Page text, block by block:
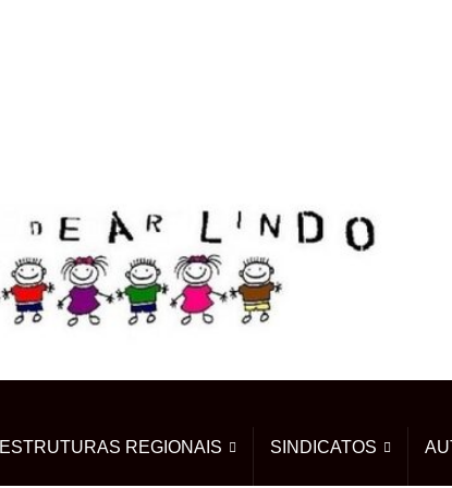
ESTRUTURAS REGIONAIS SINDICATOS